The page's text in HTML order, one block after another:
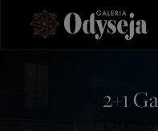
2+1